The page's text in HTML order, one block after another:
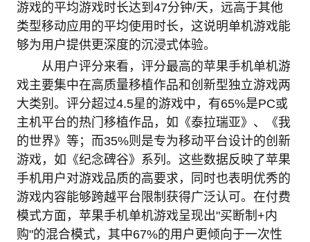
游戏的平均游戏时长达到47分钟/天，远高于其他
类型移动应用的平均使用时长，这说明单机游戏能
够为用户提供更深度的沉浸式体验。
从用户评分来看，评分最高的苹果手机单机游
戏主要集中在高质量移植作品和创新型独立游戏两
大类别。评分超过4.5星的游戏中，有65%是PC或
主机平台的热门移植作品，如《泰拉瑞亚》、《我
的世界》等；而35%则是专为移动平台设计的创新
游戏，如《纪念碑谷》系列。这些数据反映了苹果
手机用户对游戏品质的高要求，同时也表明优秀的
游戏内容能够跨越平台限制获得广泛认可。在付费
模式方面，苹果手机单机游戏呈现出"买断制+内
购"的混合模式，其中67%的用户更倾向于一次性